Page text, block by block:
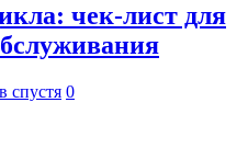
чек-лист для
спустя 0